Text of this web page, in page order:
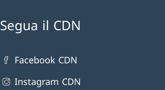
Segua il CDN
Facebook CDN
Instagram CDN